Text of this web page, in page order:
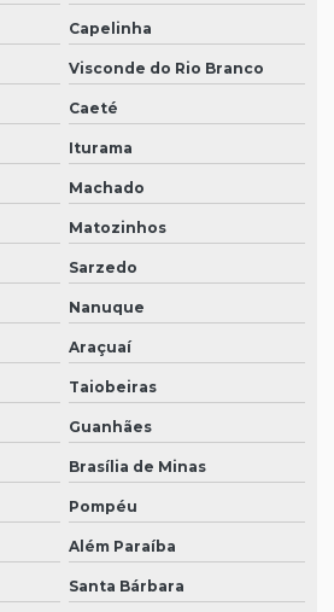
Capelinha
Visconde do Rio Branco
Caeté
Iturama
Machado
Matozinhos
Sarzedo
Nanuque
Araçuaí
Taiobeiras
Guanhães
Brasília de Minas
Pompéu
Além Paraíba
Santa Bárbara